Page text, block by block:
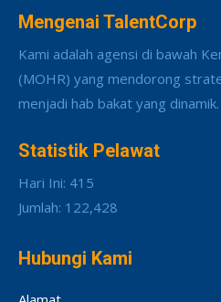
Mengenai TalentCorp
Kami adalah agensi di bawah
(MOHR) yang mendorong
menjadi hab bakat yang dinamik.
Statistik Pelawat
Hari Ini: 415
Jumlah: 122,428
Hubungi Kami